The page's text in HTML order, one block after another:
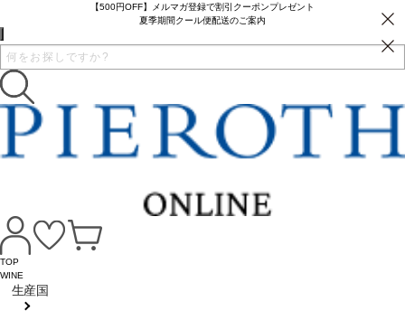
【500円OFF】メルマガ登録で割引クーポンプレゼント
夏季期間クール便配送のご案内
TOP
WINE
生産国